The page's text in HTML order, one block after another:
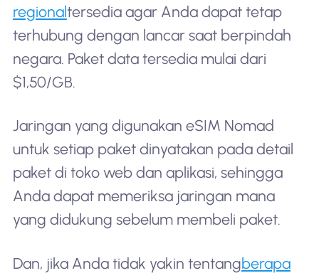
regionaltersedia agar Anda dapat tetap
terhubung dengan lancar saat berpindah
negara. Paket data tersedia mulai dari
$1,50/GB.
Jaringan yang digunakan eSIM Nomad
untuk setiap paket dinyatakan pada detail
paket di toko web dan aplikasi, sehingga
Anda dapat memeriksa jaringan mana
yang didukung sebelum membeli paket.
Dan, jika Anda tidak yakin tentangberapa